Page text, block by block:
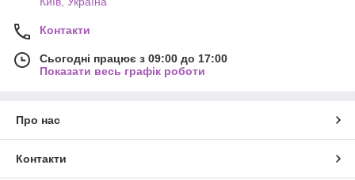
Контакти
Сьогодні працює з 09:00 до 17:00
Показати весь графік роботи
Про нас
Контакти